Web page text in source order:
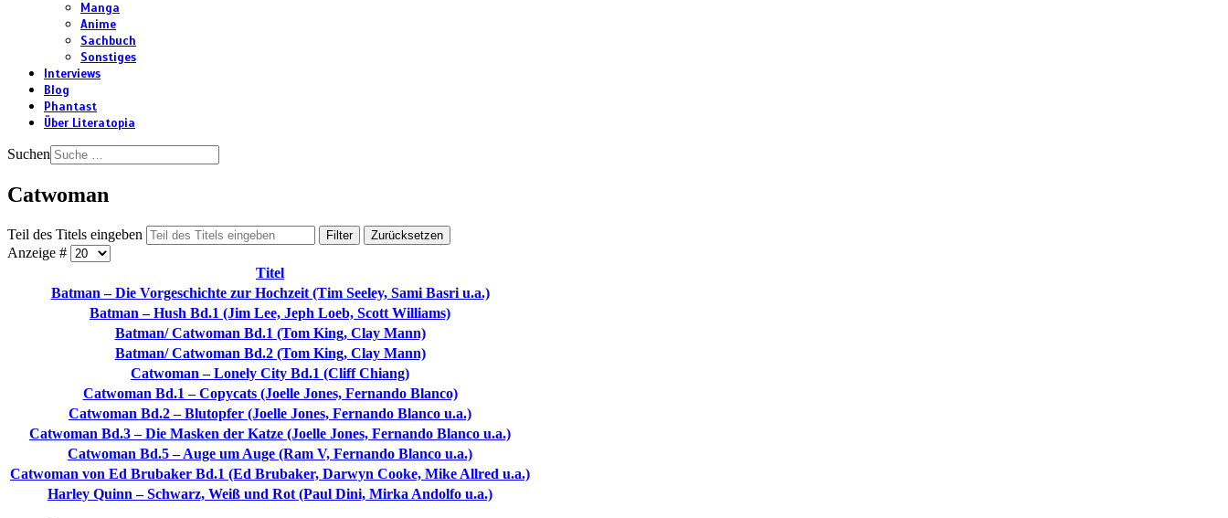
Manga
Anime
Sachbuch
Sonstiges
Interviews
Blog
Phantast
Über Literatopia
Suchen
Catwoman
Teil des Titels eingeben Filter Zurücksetzen
Anzeige #
Titel
Batman – Die Vorgeschichte zur Hochzeit (Tim Seeley, Sami Basri u.a.)
Batman – Hush Bd.1 (Jim Lee, Jeph Loeb, Scott Williams)
Batman/ Catwoman Bd.1 (Tom King, Clay Mann)
Batman/ Catwoman Bd.2 (Tom King, Clay Mann)
Catwoman – Lonely City Bd.1 (Cliff Chiang)
Catwoman Bd.1 – Copycats (Joelle Jones, Fernando Blanco)
Catwoman Bd.2 – Blutopfer (Joelle Jones, Fernando Blanco u.a.)
Catwoman Bd.3 – Die Masken der Katze (Joelle Jones, Fernando Blanco u.a.)
Catwoman Bd.5 – Auge um Auge (Ram V, Fernando Blanco u.a.)
Catwoman von Ed Brubaker Bd.1 (Ed Brubaker, Darwyn Cooke, Mike Allred u.a.)
Harley Quinn – Schwarz, Weiß und Rot (Paul Dini, Mirka Andolfo u.a.)